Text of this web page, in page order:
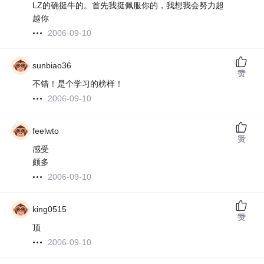
LZ的确挺牛的。首先我挺佩服你的，我想我会努力超
越你
2006-09-10
sunbiao36
不错！是个学习的榜样！
2006-09-10
赞
feelwto
感受
颇多
2006-09-10
赞
king0515
顶
2006-09-10
赞